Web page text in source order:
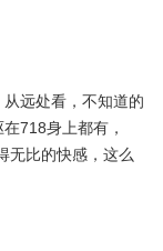
远处看，不知道的
718身上都有，
无比的快感，这么